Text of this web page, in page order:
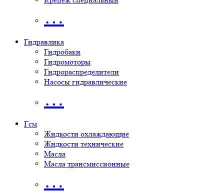
…
Гидравлика
Гидробаки
Гидромоторы
Гидрораспределители
Насосы гидравлические
…
Гсм
Жидкости охлаждающие
Жидкости технические
Масла
Масла трансмиссионные
…